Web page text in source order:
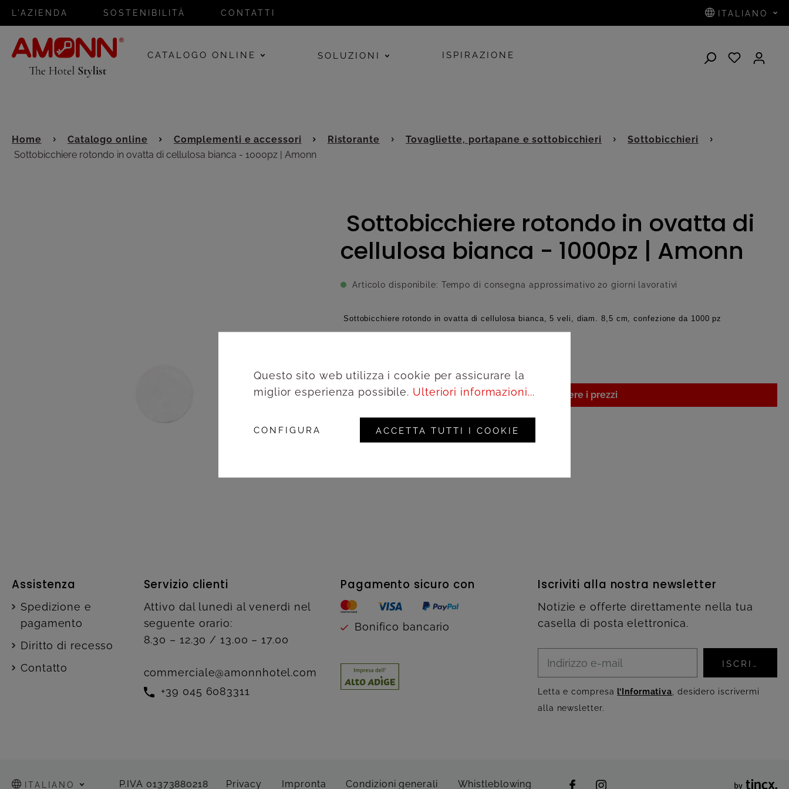
L'AZIENDA SOSTENIBILITÀ CONTATTI ITALIANO
CATALOGO ONLINE SOLUZIONI ISPIRAZIONE
Home Catalogo online Complementi e accessori Ristorante Tovagliette, portapane e sottobicchieri
Sottobicchieri
Sottobicchiere rotondo in ovatta di cellulosa bianca - 1000pz | Amonn
Sottobicchiere rotondo in ovatta di
cellulosa bianca - 1000pz | Amonn
Articolo disponibile: Tempo di consegna approssimativo 20 giorni lavorativi
Sottobicchiere rotondo in ovatta di cellulosa bianca, 5 veli, diam. 8,5 cm, confezione da 1000 pz
Accedi per vedere i prezzi
Assistenza
Spedizione e
pagamento
Diritto di recesso
Contatto
Servizio clienti
Attivo dal lunedì al venerdì nel
seguente orario:
8.30 – 12.30 / 13.00 – 17.00
commerciale@amonnhotel.com
+39 045 6083311
Pagamento sicuro con
Bonifico bancario
Iscriviti alla nostra newsletter
Notizie e offerte direttamente nella tua
casella di posta elettronica.
ISCRIVITI
Letta e compresa l’Informativa , desidero iscrivermi
alla newsletter.
ITALIANO P.IVA 01373880218 Privacy Impronta Condizioni generali Whistleblowing
Questo sito web utilizza i cookie per assicurare la
miglior esperienza possibile. Ulteriori informazioni...
CONFIGURA ACCETTA TUTTI I COOKIE